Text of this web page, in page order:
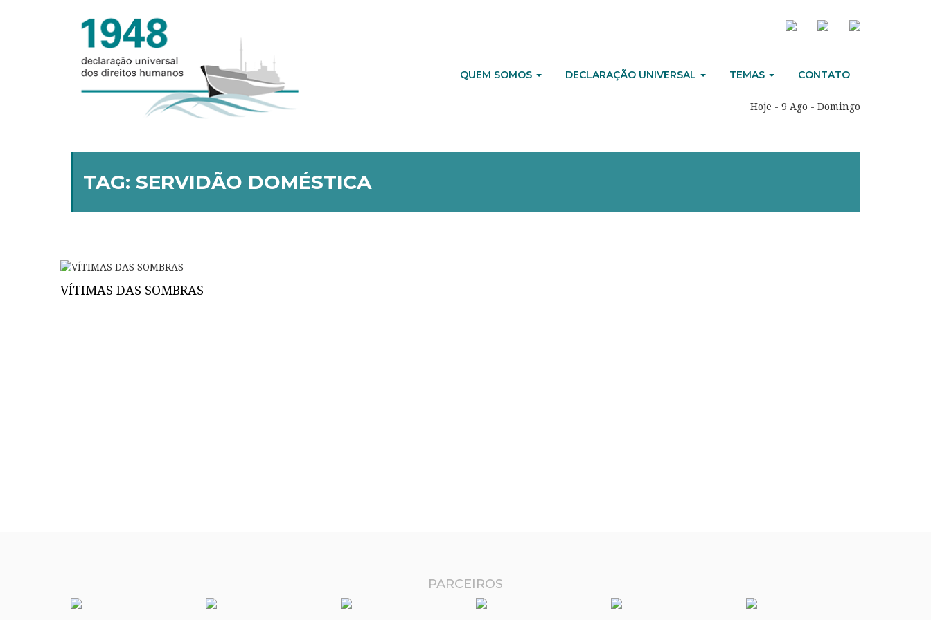
QUEM SOMOS DECLARAÇÃO UNIVERSAL TEMAS CONTATO
Hoje - 9 Ago - Domingo
TAG: SERVIDÃO DOMÉSTICA
VÍTIMAS DAS SOMBRAS
PARCEIROS